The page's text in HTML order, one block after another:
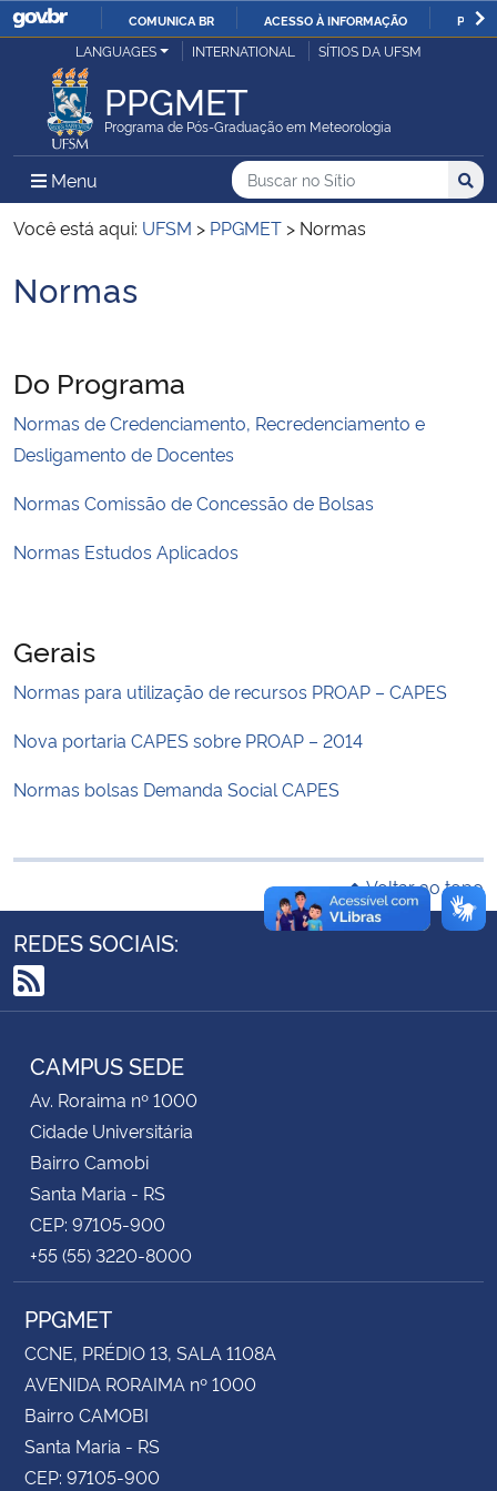
IR
COMUNICA BR ACESSO À INFORMAÇÃO
Ministério da Justiça e Segurança Pública
Ministério da Defesa
Ministério das Relações Exteriores
Ministério da Economia
Ministério da Agricultura, Pecuária e Abastecimento
Ministério da Educação
Ministério da Cidadania
Ministério da Ciência, Tecnologia, Inovações e Comunicações
Ministério do Meio Ambiente
Ministério do Desenvolvimento Regional
Ministério da Mulher, da Família e dos Direitos Humanos
Secretaria de Governo
Gabinete de Segurança Institucional
Advocacia-Geral da União
Banco Central do Brasil
LANGUAGES INTERNATIONAL SÍTIOS DA UFSM
PPGMET
Programa de Pós-Graduação em Meteorologia
Menu Menu Principal do Sítio
Busca
Buscar no no Sítio
Busca:
Você está aqui: UFSM > PPGMET > Normas
Início do conteúdo
Normas
Do Programa
Normas de Credenciamento, Recredenciamento e
Desligamento de Docentes
Normas Comissão de Concessão de Bolsas
Normas Estudos Aplicados
Gerais
Normas para utilização de recursos PROAP – CAPES
Nova portaria CAPES sobre PROAP – 2014
Normas bolsas Demanda Social CAPES
Voltar ao topo
REDES SOCIAIS:
RSS
CAMPUS SEDE
Av. Roraima nº 1000
Cidade Universitária
Bairro Camobi
Santa Maria - RS
CEP: 97105-900
+55 (55) 3220-8000
PPGMET
CCNE, PRÉDIO 13, SALA 1108A
AVENIDA RORAIMA nº 1000
Bairro CAMOBI
Santa Maria - RS
CEP: 97105-900